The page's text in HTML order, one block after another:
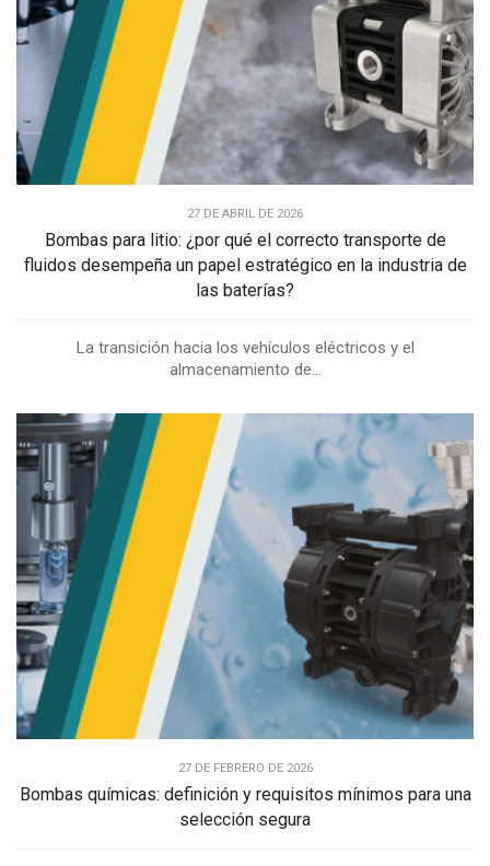
27 DE ABRIL DE 2026
Bombas para litio: ¿por qué el correcto transporte de
fluidos desempeña un papel estratégico en la industria de
las baterías?
La transición hacia los vehículos eléctricos y el
almacenamiento de...
27 DE FEBRERO DE 2026
Bombas químicas: definición y requisitos mínimos para una
selección segura